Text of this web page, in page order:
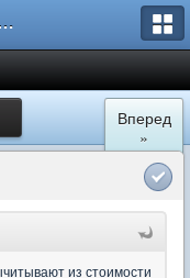
Новостройки
Вперед
»
из стоимости